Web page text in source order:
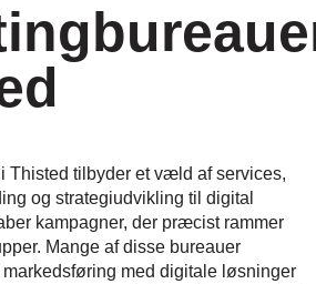
Thisted tilbyder et væld af services,
og strategiudvikling til digital
kampagner, der præcist rammer
Mange af disse bureauer
med digitale løsninger